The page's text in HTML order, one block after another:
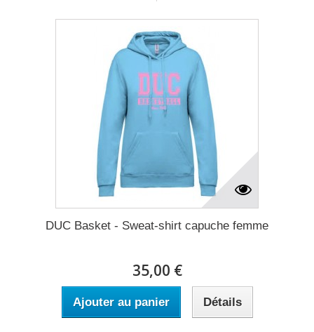
DUC Basket - Sweat-shirt capuche femme
35,00 €
Ajouter au panier Détails